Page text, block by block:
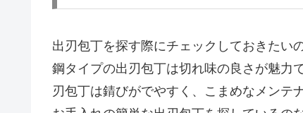
出刃包丁を探す際にチェックしておきたい
鋼タイプの出刃包丁は切れ味の良さが魅力
刃包丁は錆びがでやすく、こまめなメンテ